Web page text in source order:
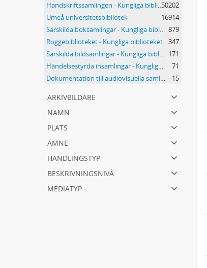
Handskriftssamlingen - Kungliga biblioteket50202
Umeå universitetsbibliotek
16914
Särskilda boksamlingar - Kungliga biblioteket 879
Roggebiblioteket - Kungliga biblioteket
347
Särskilda bildsamlingar - Kungliga biblioteket 171
Händelsestyrda insamlingar - Kungliga biblioteket
71
Dokumentation till audiovisuella samlingar - Kungliga biblioteket
15
arkivbildare
namn
plats
ämne
handlingstyp
beskrivningsnivå
mediatyp